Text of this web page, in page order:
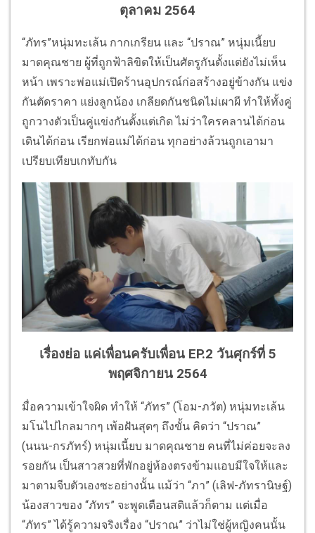
ตุลาคม 2564
“ภัทร”หนุ่มทะเล้น กากเกรียน และ “ปราณ” หนุ่มเนี้ยบ
มาดคุณชาย ผู้ที่ถูกฟ้าลิขิตให้เป็นศัตรูกันตั้งแต่ยังไม่เห็น
หน้า เพราะพ่อแม่เปิดร้านอุปกรณ์ก่อสร้างอยู่ข้างกัน แข่ง
กันตัดราคา แย่งลูกน้อง เกลียดกันชนิดไม่เผาผี ทำให้ทั้งคู่
ถูกวางตัวเป็นคู่แข่งกันตั้งแต่เกิด ไม่ว่าใครคลานได้ก่อน
เดินได้ก่อน เรียกพ่อแม่ได้ก่อน ทุกอย่างล้วนถูกเอามา
เปรียบเทียบเกทับกัน
เรื่องย่อ แค่เพื่อนครับเพื่อน EP.2 วันศุกร์ที่ 5
พฤศจิกายน 2564
มื่อความเข้าใจผิด ทำให้ “ภัทร” (โอม-ภวัต) หนุ่มทะเล้น
มโนไปไกลมากๆ เพ้อฝันสุดๆ ถึงขั้น คิดว่า “ปราณ”
(นนน-กรภัทร์) หนุ่มเนี้ยบ มาดคุณชาย คนที่ไม่ค่อยจะลง
รอยกัน เป็นสาวสวยที่พักอยู่ห้องตรงข้ามแอบมีใจให้และ
มาตามจีบตัวเองซะอย่างนั้น แม้ว่า “ภา” (เลิฟ-ภัทรานิษฐ์)
น้องสาวของ “ภัทร” จะพูดเตือนสติแล้วก็ตาม แต่เมื่อ
“ภัทร” ได้รู้ความจริงเรื่อง “ปราณ” ว่าไม่ใช่ผู้หญิงคนนั้น